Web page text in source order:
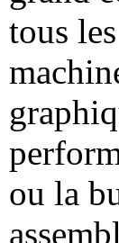
tous
ou la